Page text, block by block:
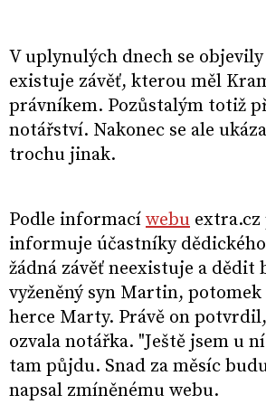
V uplynulých dnech se
existuje závěť, kterou měl
právníkem. Pozůstalým totiž
notářství. Nakonec se ale
trochu jinak.
Podle informací webu extra.cz
informuje účastníky
žádná závěť neexistuje a dědit
vyženěný syn Martin,
herce Marty. Právě on
ozvala notářka. "Ještě jsem u
tam půjdu. Snad za měsíc
napsal zmíněnému webu.